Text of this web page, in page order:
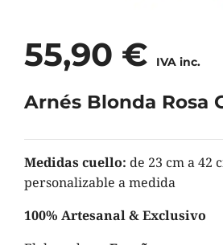
55,90 € IVA inc.
Arnés Blonda Rosa
Medidas cuello: de 23 cm a 42
personalizable a medida
100% Artesanal & Exclusivo